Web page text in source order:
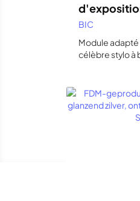
BIC
Module adapté
célèbre stylo à